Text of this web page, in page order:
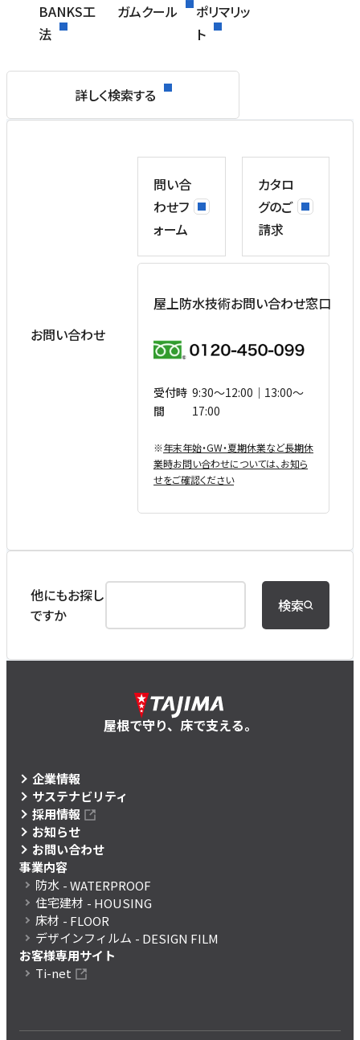
BANKS工
法
ガムクール
ポリマリッ
ト
詳しく検索する
お問い合わせ
問い合
わせフ
ォーム
カタロ
グのご
請求
屋上防水技術お問い合わせ窓口
受付時
間
9:30〜12:00｜13:00〜
17:00
※年末年始・GW・夏期休業など⻑期休
業時お問い合わせについては、お知ら
せをご確認ください
他にもお探し
ですか
検索
屋根で守り、床で支える。
企業情報
サステナビリティ
採用情報
お知らせ
お問い合わせ
事業内容
防水 - WATERPROOF
住宅建材 - HOUSING
床材 - FLOOR
デザインフィルム - DESIGN FILM
お客様専用サイト
Ti-net